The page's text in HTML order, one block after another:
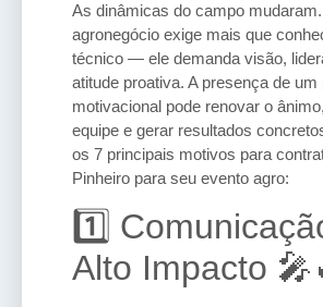
As dinâmicas do campo
agronegócio exige mais que
técnico — ele demanda visão,
atitude proativa. A presença de um
motivacional pode renovar o
equipe e gerar resultados
os 7 principais motivos para
Pinheiro para seu evento agro:
1️⃣
Alto Impacto